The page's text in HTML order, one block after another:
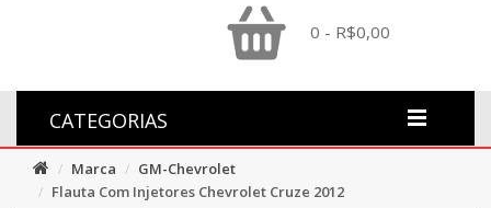
0 - R$0,00
CATEGORIAS
Marca
GM-Chevrolet
Flauta Com Injetores Chevrolet Cruze 2012